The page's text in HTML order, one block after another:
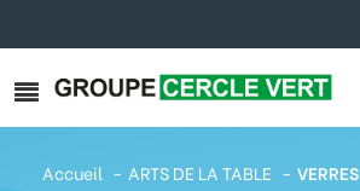
Accueil ARTS DE LA TABLE VERRES